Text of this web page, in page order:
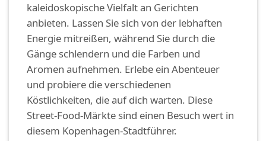
kaleidoskopische Vielfalt an Gerichten
anbieten. Lassen Sie sich von der lebhaften
Energie mitreißen, während Sie durch die
Gänge schlendern und die Farben und
Aromen aufnehmen. Erlebe ein Abenteuer
und probiere die verschiedenen
Köstlichkeiten, die auf dich warten. Diese
Street-Food-Märkte sind einen Besuch wert in
diesem Kopenhagen-Stadtführer.